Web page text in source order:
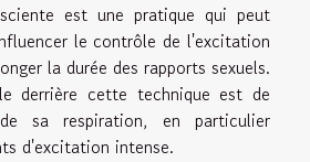
est une pratique qui peut
le contrôle de l'excitation
la durée des rapports sexuels.
derrière cette technique est de
sa respiration, en particulier
d'excitation intense.